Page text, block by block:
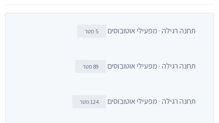
תחנה רגילה · מפעילי אוטובוסים 5 מטר
תחנה רגילה · מפעילי אוטובוסים 89 מטר
תחנה רגילה · מפעילי אוטובוסים 124 מטר